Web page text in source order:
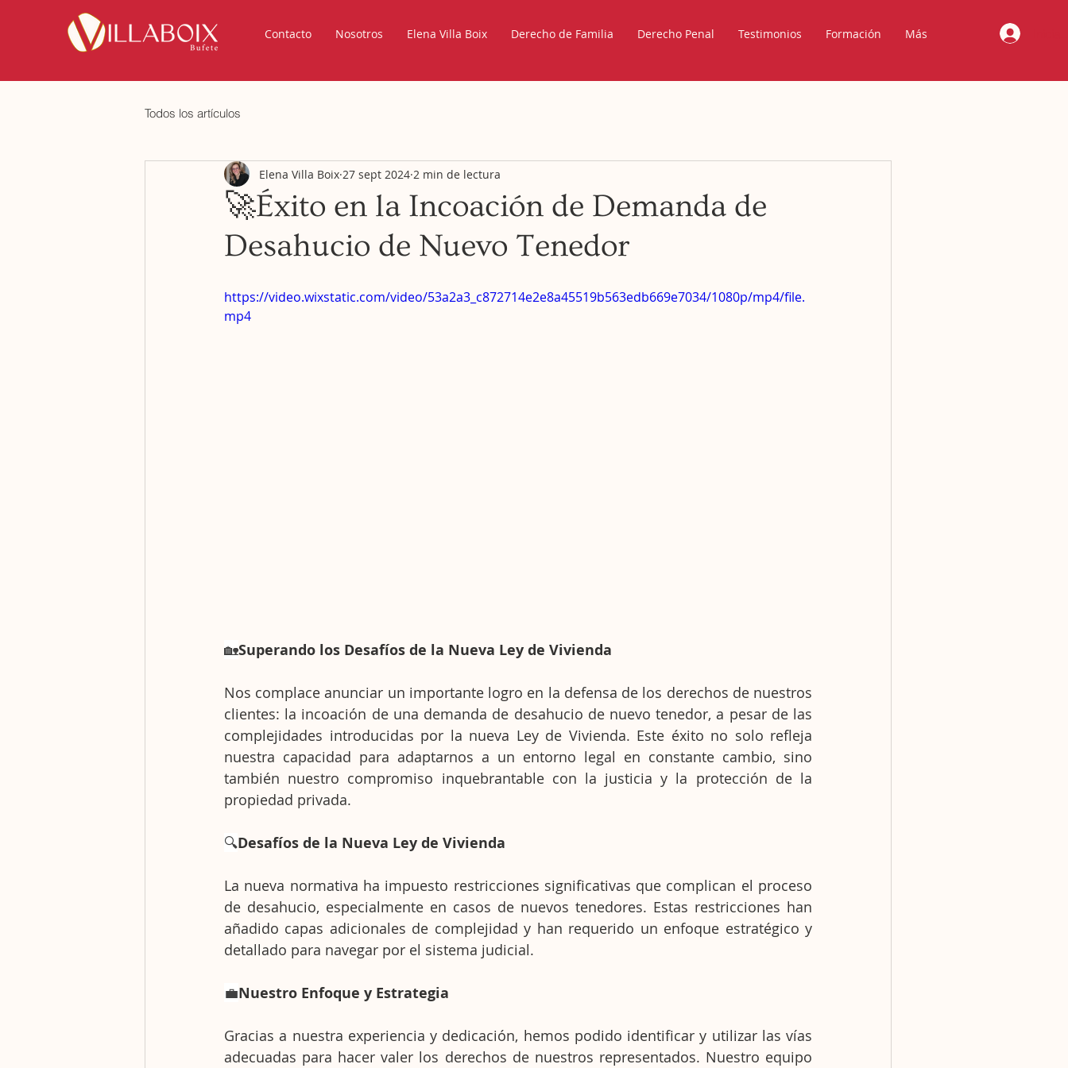
Contacto Nosotros Elena Villa Boix Derecho de Familia Derecho Penal Testimonios Formación Más
Todos los artículos
🚀Éxito en la Incoación de Demanda de
Desahucio de Nuevo Tenedor
Elena Villa Boix 27 sept 2024 2 min de lectura
https://video.wixstatic.com/video/53a2a3_c872714e2e8a45519b563edb669e7034/1080p/mp4/file.
mp4
🏡Superando los Desafíos de la Nueva Ley de Vivienda
Nos complace anunciar un importante logro en la defensa de los derechos de nuestros
clientes: la incoación de una demanda de desahucio de nuevo tenedor, a pesar de las
complejidades introducidas por la nueva Ley de Vivienda. Este éxito no solo refleja
nuestra capacidad para adaptarnos a un entorno legal en constante cambio, sino
también nuestro compromiso inquebrantable con la justicia y la protección de la
propiedad privada.
🔍Desafíos de la Nueva Ley de Vivienda
La nueva normativa ha impuesto restricciones significativas que complican el proceso
de desahucio, especialmente en casos de nuevos tenedores. Estas restricciones han
añadido capas adicionales de complejidad y han requerido un enfoque estratégico y
detallado para navegar por el sistema judicial.
💼Nuestro Enfoque y Estrategia
Gracias a nuestra experiencia y dedicación, hemos podido identificar y utilizar las vías
adecuadas para hacer valer los derechos de nuestros representados. Nuestro equipo